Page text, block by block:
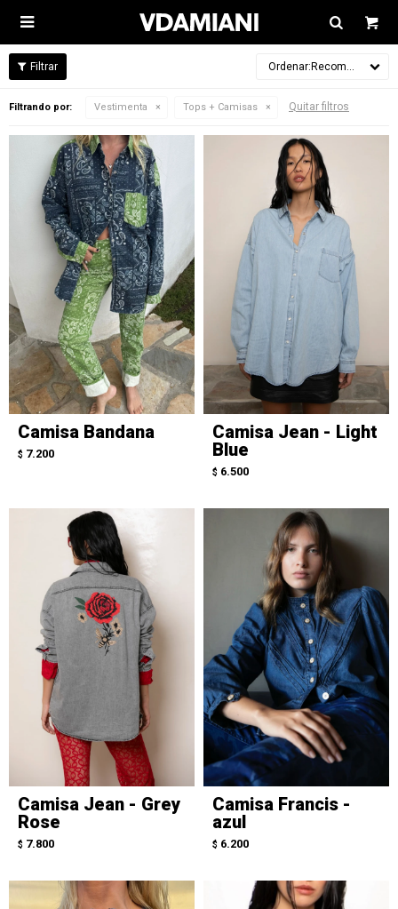

Recomendados
Filtrando por: Vestimenta Tops + Camisas Quitar filtros
Camisa Bandana
$ 7.200
Camisa Jean - Light
Blue
$ 6.500
Camisa Jean - Grey
Rose
$ 7.800
Camisa Francis -
azul
$ 6.200